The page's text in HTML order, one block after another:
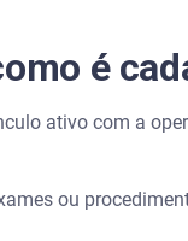
é
ativo com a
ou